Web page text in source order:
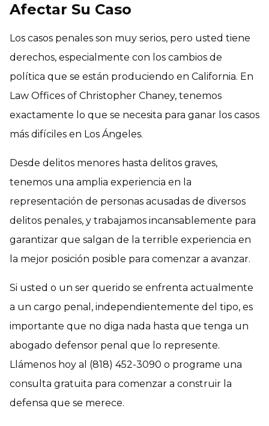
Afectar Su Caso
Los casos penales son muy serios, pero usted tiene
derechos, especialmente con los cambios de
política que se están produciendo en California. En
Law Offices of Christopher Chaney, tenemos
exactamente lo que se necesita para ganar los casos
más difíciles en Los Ángeles.
Desde delitos menores hasta delitos graves,
tenemos una amplia experiencia en la
representación de personas acusadas de diversos
delitos penales, y trabajamos incansablemente para
garantizar que salgan de la terrible experiencia en
la mejor posición posible para comenzar a avanzar.
Si usted o un ser querido se enfrenta actualmente
a un cargo penal, independientemente del tipo, es
importante que no diga nada hasta que tenga un
abogado defensor penal que lo represente.
Llámenos hoy al (818) 452-3090 o programe una
consulta gratuita para comenzar a construir la
defensa que se merece.